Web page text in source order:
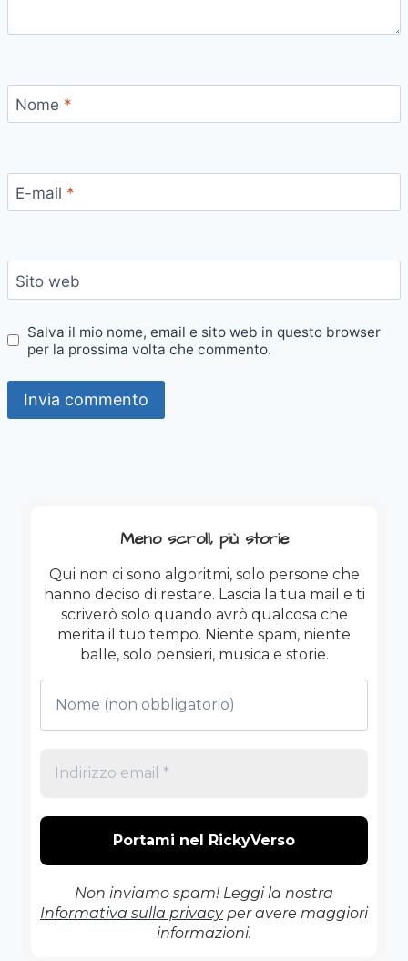
Nome *
E-mail *
Sito web
Salva il mio nome, email e sito web in questo browser
per la prossima volta che commento.
Meno scroll, più storie
Qui non ci sono algoritmi, solo persone che
hanno deciso di restare. Lascia la tua mail e ti
scriverò solo quando avrò qualcosa che
merita il tuo tempo. Niente spam, niente
balle, solo pensieri, musica e storie.
Non inviamo spam! Leggi la nostra
Informativa sulla privacyper avere maggiori
informazioni.